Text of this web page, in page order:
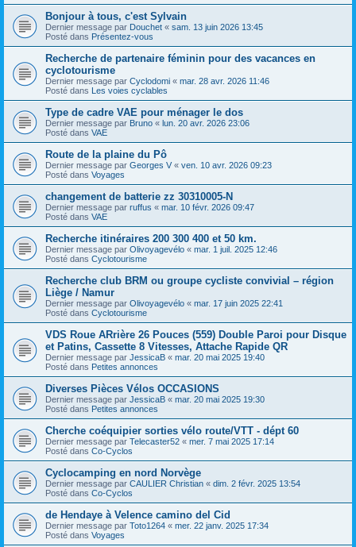
Bonjour à tous, c'est Sylvain
Dernier message par Douchet « sam. 13 juin 2026 13:45
Posté dans Présentez-vous
Recherche de partenaire féminin pour des vacances en
cyclotourisme
Dernier message par Cyclodomi « mar. 28 avr. 2026 11:46
Posté dans Les voies cyclables
Type de cadre VAE pour ménager le dos
Dernier message par Bruno « lun. 20 avr. 2026 23:06
Posté dans VAE
Route de la plaine du Pô
Dernier message par Georges V « ven. 10 avr. 2026 09:23
Posté dans Voyages
changement de batterie zz 30310005-N
Dernier message par ruffus « mar. 10 févr. 2026 09:47
Posté dans VAE
Recherche itinéraires 200 300 400 et 50 km.
Dernier message par Olivoyagevélo « mar. 1 juil. 2025 12:46
Posté dans Cyclotourisme
Recherche club BRM ou groupe cycliste convivial – région
Liège / Namur
Dernier message par Olivoyagevélo « mar. 17 juin 2025 22:41
Posté dans Cyclotourisme
VDS Roue ARrière 26 Pouces (559) Double Paroi pour Disque
et Patins, Cassette 8 Vitesses, Attache Rapide QR
Dernier message par JessicaB « mar. 20 mai 2025 19:40
Posté dans Petites annonces
Diverses Pièces Vélos OCCASIONS
Dernier message par JessicaB « mar. 20 mai 2025 19:30
Posté dans Petites annonces
Cherche coéquipier sorties vélo route/VTT - dépt 60
Dernier message par Telecaster52 « mer. 7 mai 2025 17:14
Posté dans Co-Cyclos
Cyclocamping en nord Norvège
Dernier message par CAULIER Christian « dim. 2 févr. 2025 13:54
Posté dans Co-Cyclos
de Hendaye à Velence camino del Cid
Dernier message par Toto1264 « mer. 22 janv. 2025 17:34
Posté dans Voyages